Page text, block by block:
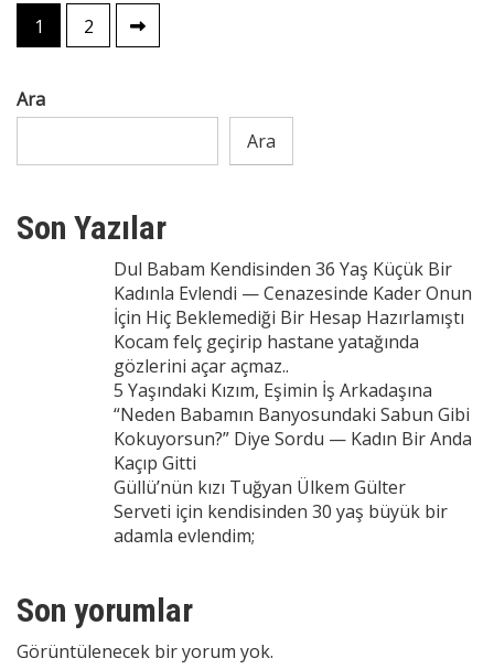
Yazı
sayfalaması
1 2
Ara
Ara
Son Yazılar
Dul Babam Kendisinden 36 Yaş Küçük Bir
Kadınla Evlendi — Cenazesinde Kader Onun
İçin Hiç Beklemediği Bir Hesap Hazırlamıştı
Kocam felç geçirip hastane yatağında
gözlerini açar açmaz..
5 Yaşındaki Kızım, Eşimin İş Arkadaşına
“Neden Babamın Banyosundaki Sabun Gibi
Kokuyorsun?” Diye Sordu — Kadın Bir Anda
Kaçıp Gitti
Güllü’nün kızı Tuğyan Ülkem Gülter
Serveti için kendisinden 30 yaş büyük bir
adamla evlendim;
Son yorumlar
Görüntülenecek bir yorum yok.